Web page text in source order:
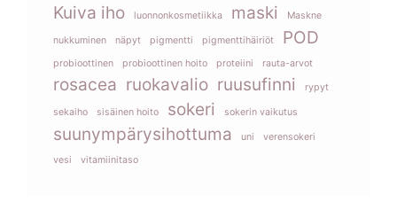
Kuiva iho luonnonkosmetiikka maski Maskne
nukkuminen näpyt pigmentti pigmenttihäiriöt POD
probioottinen probioottinen hoito proteiini rauta-arvot
rosacea ruokavalio ruusufinni rypyt
sekaiho sisäinen hoito sokeri sokerin vaikutus
suunympärysihottuma uni
verensokeri
vesi
vitamiinitaso